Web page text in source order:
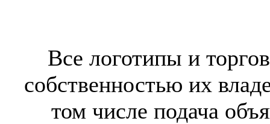
Все логотипы и
собственностью их
том числе подача